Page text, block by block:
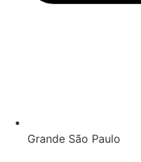
Grande São Paulo